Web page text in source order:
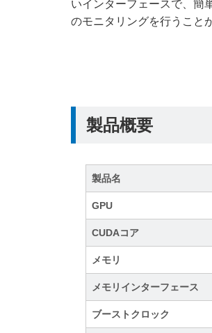
いインターフェースで、簡
のモニタリングを行うこと
製品概要
製品名
GPU
CUDAコア
メモリ
メモリインターフェース
ブーストクロック